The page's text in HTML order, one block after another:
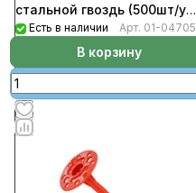
стальной гвоздь (500шт/уп)
KI Есть в наличии Арт. 01-04705
В корзину